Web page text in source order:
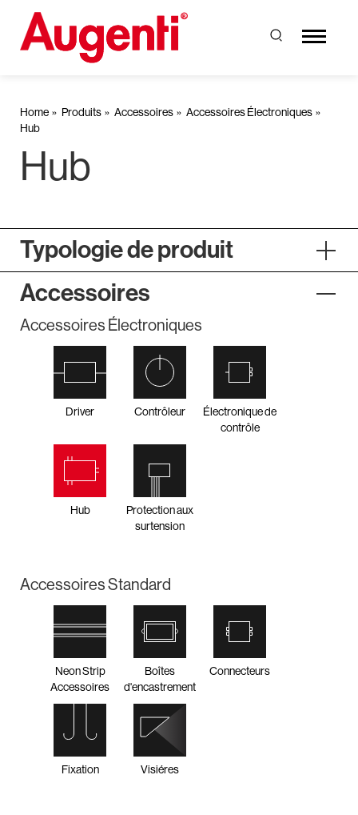
Home Produits Accessoires
Accessoires Électroniques
Hub
Hub
Typologie de produit
Accessoires
Accessoires Électroniques
Driver Contrôleur
Électronique de
contrôle
Hub
Protection aux
surtension
Accessoires Standard
Neon Strip
Accessoires
Boîtes
d'encastrement
Connecteurs
Fixation Visiéres